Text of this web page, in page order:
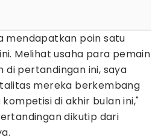
mendapatkan poin satu
Melihat usaha para pemain
di pertandingan ini, saya
mereka berkembang
di akhir bulan ini,"
dikutip dari